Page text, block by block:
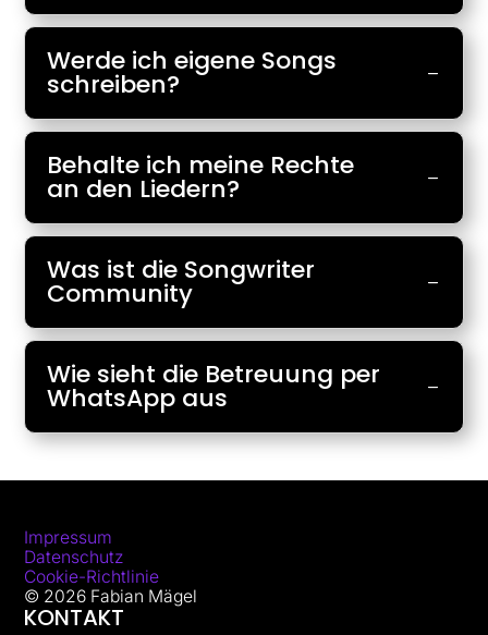
Werde ich eigene Songs
schreiben?
Behalte ich meine Rechte
an den Liedern?
Was ist die Songwriter
Community
Wie sieht die Betreuung per
WhatsApp aus
KONTAKT
Impressum
Datenschutz
Cookie-Richtlinie
© 2026 Fabian Mägel